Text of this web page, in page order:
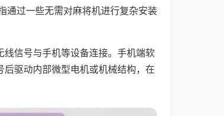
通过一些无需对麻将机进行复杂安装
信号与手机等设备连接。手机端软
驱动内部微型电机或机械结构，在